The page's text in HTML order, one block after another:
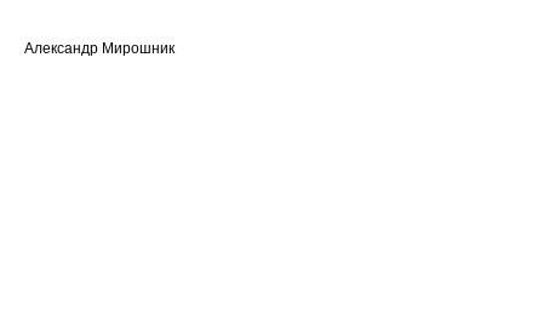
Александр Мирошник